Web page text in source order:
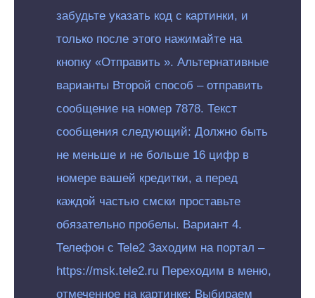
забудьте указать код с картинки, и
только после этого нажимайте на
кнопку «Отправить ». Альтернативные
варианты Второй способ – отправить
сообщение на номер 7878. Текст
сообщения следующий: Должно быть
не меньше и не больше 16 цифр в
номере вашей кредитки, а перед
каждой частью смски проставьте
обязательно пробелы. Вариант 4.
Телефон с Tele2 Заходим на портал –
https://msk.tele2.ru Переходим в меню,
отмеченное на картинке: Выбираем